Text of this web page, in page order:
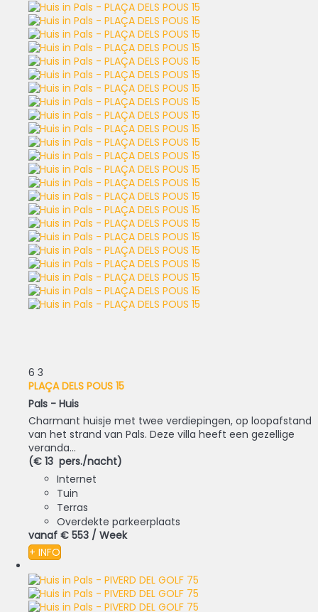
6 3
PLAÇA DELS POUS 15
Pals - Huis
Charmant huisje met twee verdiepingen, op loopafstand
van het strand van Pals. Deze villa heeft een gezellige
veranda...
(€ 13 pers./nacht)
Internet
Tuin
Terras
Overdekte parkeerplaats
vanaf € 553 / Week
+ INFO